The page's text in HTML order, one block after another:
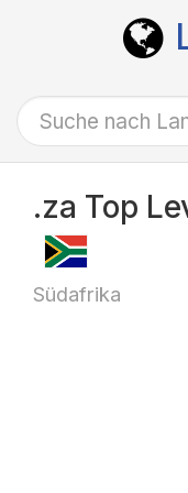
.za Top
Südafrika